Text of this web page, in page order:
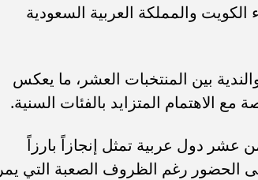
والمملكة العربية السعودية
بين المنتخبات العشر، ما يعكس
الاهتمام المتزايد بالفئات السنية.
عشر دول عربية تمثل إنجازاً بارزاً
الحضور رغم الظروف الصعبة التي يمر